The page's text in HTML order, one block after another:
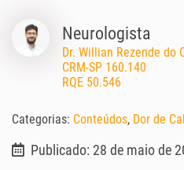
Neurologista
Dr. Willian Rezende do
CRM-SP 160.140
RQE 50.546
Categorias: Conteúdos, Dor de
Publicado: 28 de maio de